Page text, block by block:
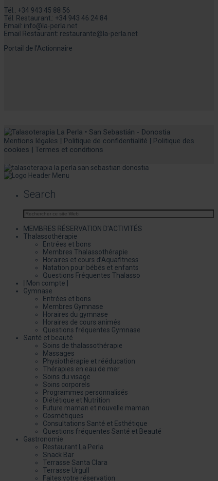
Tél.: +34 943 45 88 56
Tél. Restaurant.: +34 943 46 24 84
Email: info@la-perla.net
Email Restaurant: restaurante@la-perla.net
Portail de l’Actionnaire
Mentions légales | Politique de confidentialité | Politique des
cookies | Termes et conditions
Search
MEMBRES RÉSERVATION D’ACTIVITÉS
Thalassothérapie
Entrées et bons
Membres Thalassothérapie
Horaires et cours d’Aquafitness
Natation pour bébés et enfants
Questions Fréquentes Thalasso
| Mon compte |
Gymnase
Entrées et bons
Membres Gymnase
Horaires du gymnase
Horaires de cours animés
Questions fréquentes Gymnase
Santé et beauté
Soins de thalassothérapie
Massages
Physiothérapie et rééducation
Thérapies en eau de mer
Soins du visage
Soins corporels
Programmes personnalisés
Diététique et Nutrition
Future maman et nouvelle maman
Cosmétiques
Consultations Santé et Esthétique
Questions fréquentes Santé et Beauté
Gastronomie
Restaurant La Perla
Snack Bar
Terrasse Santa Clara
Terrasse Urgull
Faites votre réservation